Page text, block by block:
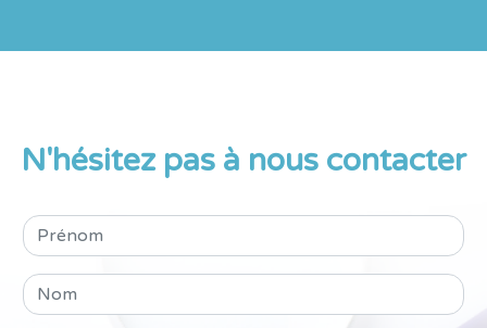
N'hésitez pas à nous contacter